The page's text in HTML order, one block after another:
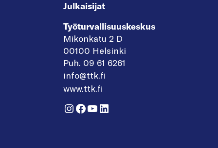
Julkaisijat
Työturvallisuuskeskus
Mikonkatu 2 D
00100 Helsinki
Puh. 09 61 6261
info@ttk.fi
www.ttk.fi
Instagram
Facebook
YouTube
LinkedIn